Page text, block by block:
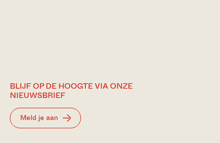
BLIJF OP DE HOOGTE VIA ONZE
NIEUWSBRIEF
Meld je aan